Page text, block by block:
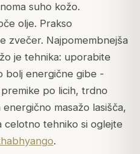
suho kožo.
olje. Prakso
zvečer. Najpomembnejša
je tehnika: uporabite
bolj energične gibe -
po licih, trdno
masažo lasišča,
celotno tehniko si oglejte
.